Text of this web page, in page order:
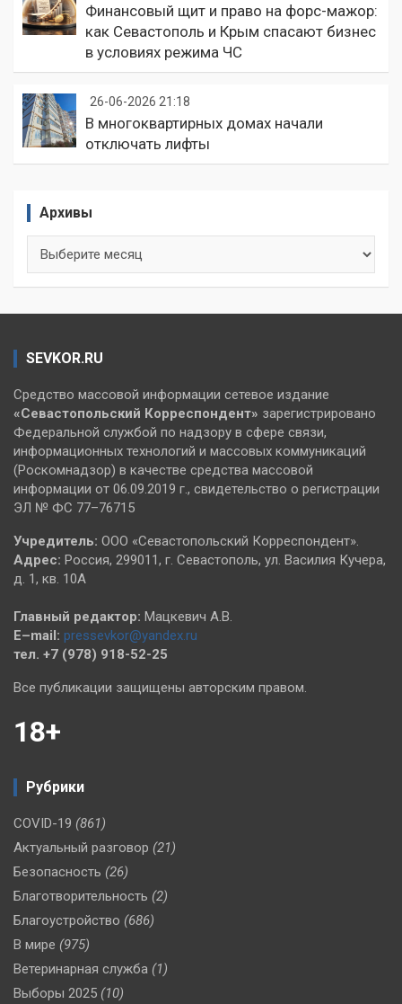
Финансовый щит и право на форс-мажор:
как Севастополь и Крым спасают бизнес
в условиях режима ЧС
26-06-2026 21:18
В многоквартирных домах начали
отключать лифты
Архивы
SEVKOR.RU
Средство массовой информации сетевое издание
«Севастопольский Корреспондент» зарегистрировано
Федеральной службой по надзору в сфере связи,
информационных технологий и массовых коммуникаций
(Роскомнадзор) в качестве средства массовой
информации от 06.09.2019 г., свидетельство о регистрации
ЭЛ № ФС 77–76715
Учредитель: ООО «Севастопольский Корреспондент».
Адрес: Россия, 299011, г. Севастополь, ул. Василия Кучера,
д. 1, кв. 10А
Главный редактор: Мацкевич А.В.
E–mail: pressevkor@yandex.ru
тел. +7 (978) 918-52-25
Все публикации защищены авторским правом.
18+
Рубрики
COVID-19 (861)
Актуальный разговор (21)
Безопасность (26)
Благотворительность (2)
Благоустройство (686)
В мире (975)
Ветеринарная служба (1)
Выборы 2025 (10)